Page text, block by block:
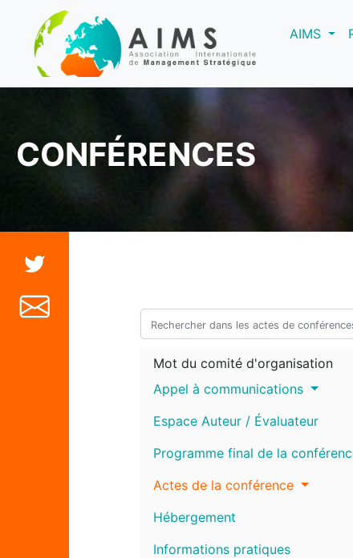
AIMS
CONFÉRENCES
Mot du comité d'organisation
Appel à communications
Espace Auteur / Évaluateur
Programme final de la
Actes de la conférence
Hébergement
Informations pratiques